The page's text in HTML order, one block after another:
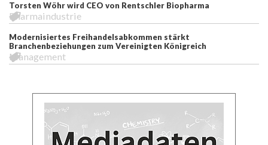
Torsten Wöhr wird CEO von Rentschler Biopharma
Pharmaindustrie
Modernisiertes Freihandelsabkommen stärkt
Branchenbeziehungen zum Vereinigten Königreich
Management